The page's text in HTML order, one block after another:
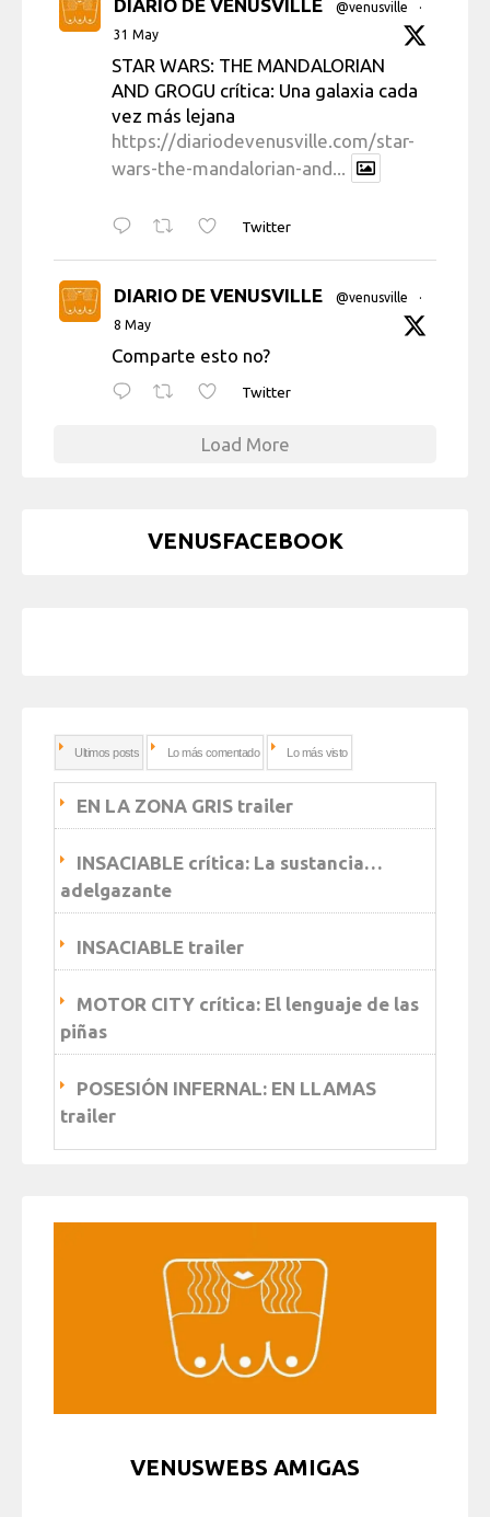
DIARIO DE VENUSVILLE @venusville
·
31 May
STAR WARS: THE MANDALORIAN
AND GROGU crítica: Una galaxia cada
vez más lejana
https://diariodevenusville.com/star-
wars-the-mandalorian-and...
Twitter
DIARIO DE VENUSVILLE @venusville
·
8 May
Comparte esto no?
Twitter
Load More
VENUSFACEBOOK
Ultimos posts Lo más comentado Lo más visto
EN LA ZONA GRIS trailer
INSACIABLE crítica: La sustancia…
adelgazante
INSACIABLE trailer
MOTOR CITY crítica: El lenguaje de las
piñas
POSESIÓN INFERNAL: EN LLAMAS
trailer
VENUSWEBS AMIGAS